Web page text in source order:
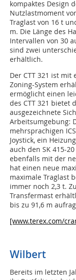
kompaktes Design
Nutzlastmoment
Traglast von 16 t
m. Die Länge des
Intervallen von 30
sind zwei
erhältlich.
Der CTT 321 ist
Zoning-System
ermöglicht einen
des CTT 321 bietet
ausgezeichnete
Arbeitsumgebung:
mehrsprachigen
Joystick, ein
auch den SK 415-
ebenfalls mit der
hat einen neue
maximale Traglast
immer noch 2,3 t.
Transfermast
bis zu 91,6 m
[www.terex.com/
Wilbert
Bereits im letzten